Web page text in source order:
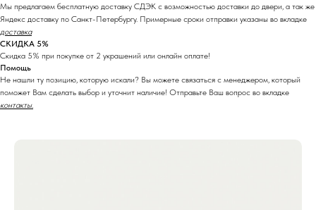
Мы предлагаем бесплатную доставку СДЭК с возможностью доставки до двери, а так же
Яндекс доставку по Санкт-Петербургу. Примерные сроки отправки указаны во вкладке
доставка
СКИДКА 5%
Скидка 5% при покупке от 2 украшений или онлайн оплате!
Помощь
Не нашли ту позицию, которую искали? Вы можете связаться с менеджером, который
поможет Вам сделать выбор и уточнит наличие! Отправьте Ваш вопрос во вкладке
контакты.